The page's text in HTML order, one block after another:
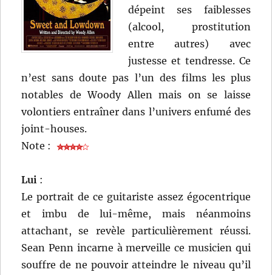
dépeint ses faiblesses
(alcool, prostitution
entre autres) avec
justesse et tendresse. Ce
n’est sans doute pas l’un des films les plus
notables de Woody Allen mais on se laisse
volontiers entraîner dans l’univers enfumé des
joint-houses.
Note :
Lui :
Le portrait de ce guitariste assez égocentrique
et imbu de lui-même, mais néanmoins
attachant, se revèle particulièrement réussi.
Sean Penn incarne à merveille ce musicien qui
souffre de ne pouvoir atteindre le niveau qu’il